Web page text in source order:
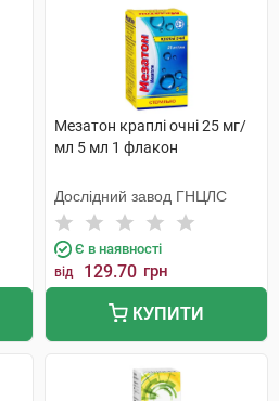
Мезатон краплі очні 25 мг/
мл 5 мл 1 флакон
Дослідний завод ГНЦЛС
Є в наявності
від 129.70 грн
КУПИТИ